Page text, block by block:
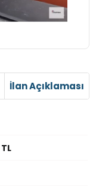
İlan Açıklaması